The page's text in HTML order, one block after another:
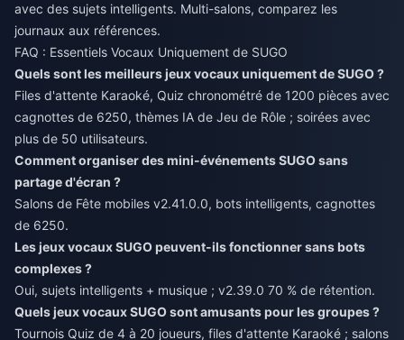
avec des sujets intelligents. Multi-salons, comparez les
journaux aux références.
FAQ : Essentiels Vocaux Uniquement de SUGO
Quels sont les meilleurs jeux vocaux uniquement de SUGO ?
Files d'attente Karaoké, Quiz chronométré de 1200 pièces avec
cagnottes de 6250, thèmes IA de Jeu de Rôle ; soirées avec
plus de 50 utilisateurs.
Comment organiser des mini-événements SUGO sans
partage d'écran ?
Salons de Fête mobiles v2.41.0.0, bots intelligents, cagnottes
de 6250.
Les jeux vocaux SUGO peuvent-ils fonctionner sans bots
complexes ?
Oui, sujets intelligents + musique ; v2.39.0 70 % de rétention.
Quels jeux vocaux SUGO sont amusants pour les groupes ?
Tournois Quiz de 4 à 20 joueurs, files d'attente Karaoké ; salons